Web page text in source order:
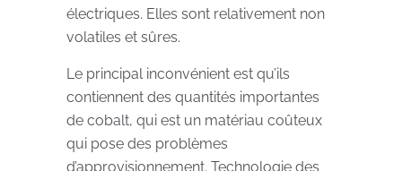
électriques. Elles sont relativement non
volatiles et sûres.
Le principal inconvénient est qu’ils
contiennent des quantités importantes
de cobalt, qui est un matériau coûteux
qui pose des problèmes
d’approvisionnement. Technologie des